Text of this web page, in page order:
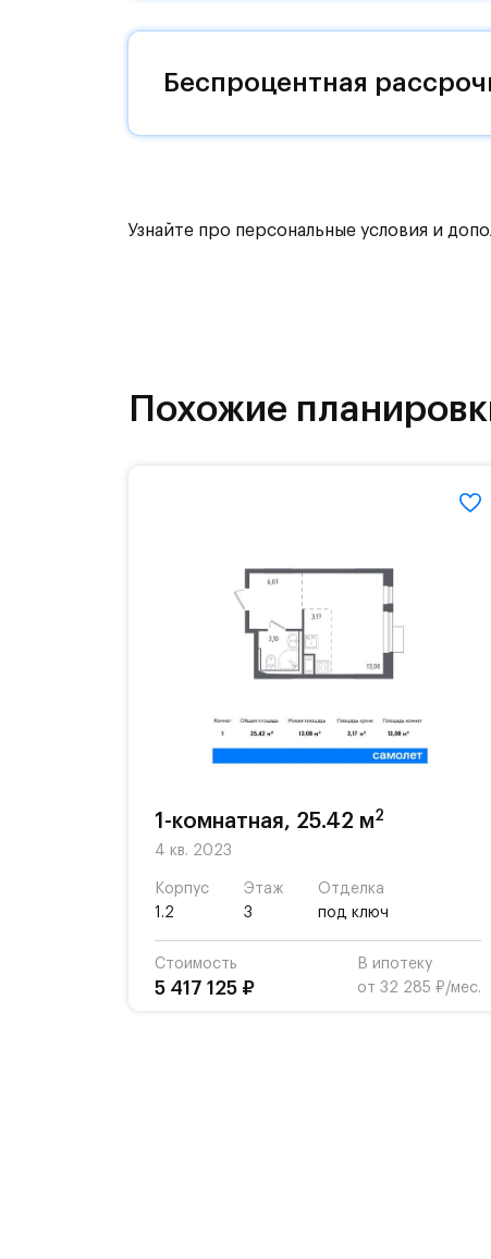
Митинский лесопарк. В 5 км -
Беспроцентная
Узнайте про персональные условия и
Похожие
1-комнатная, 25.42 м2
4 кв. 2023
Корпус
1.2
Этаж
3
Отделка
под ключ
Стоимость
5 417 125 ₽
В ипотеку
от 32 285 ₽/мес.